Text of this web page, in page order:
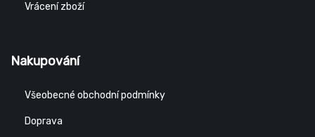
Vrácení zboží
Nakupování
Všeobecné obchodní podmínky
Doprava